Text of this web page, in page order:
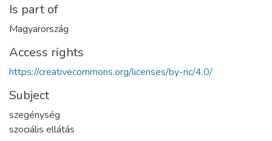
Is part of
Magyarország
Access rights
https://creativecommons.org/licenses/by-nc/4.0/
Subject
szegénység
szociális ellátás